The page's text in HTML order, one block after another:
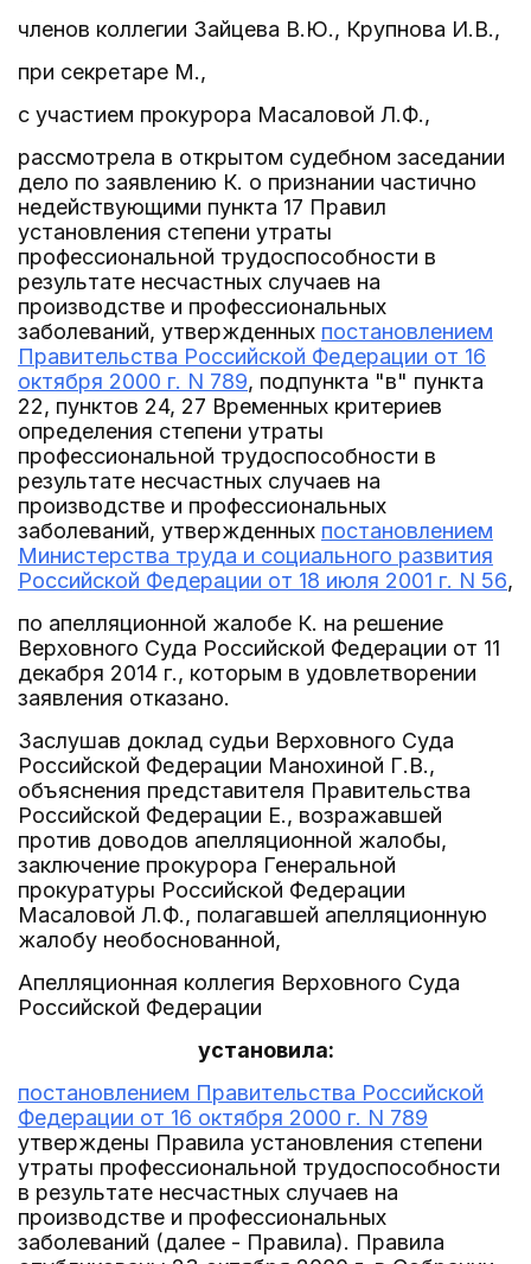
членов коллегии Зайцева В.Ю., Крупнова И.В.,
при секретаре М.,
с участием прокурора Масаловой Л.Ф.,
рассмотрела в открытом судебном заседании
дело по заявлению К. о признании частично
недействующими пункта 17 Правил
установления степени утраты
профессиональной трудоспособности в
результате несчастных случаев на
производстве и профессиональных
заболеваний, утвержденных постановлением
Правительства Российской Федерации от 16
октября 2000 г. N 789, подпункта "в" пункта
22, пунктов 24, 27 Временных критериев
определения степени утраты
профессиональной трудоспособности в
результате несчастных случаев на
производстве и профессиональных
заболеваний, утвержденных постановлением
Министерства труда и социального развития
Российской Федерации от 18 июля 2001 г. N 56,
по апелляционной жалобе К. на решение
Верховного Суда Российской Федерации от 11
декабря 2014 г., которым в удовлетворении
заявления отказано.
Заслушав доклад судьи Верховного Суда
Российской Федерации Манохиной Г.В.,
объяснения представителя Правительства
Российской Федерации Е., возражавшей
против доводов апелляционной жалобы,
заключение прокурора Генеральной
прокуратуры Российской Федерации
Масаловой Л.Ф., полагавшей апелляционную
жалобу необоснованной,
Апелляционная коллегия Верховного Суда
Российской Федерации
установила:
постановлением Правительства Российской
Федерации от 16 октября 2000 г. N 789
утверждены Правила установления степени
утраты профессиональной трудоспособности
в результате несчастных случаев на
производстве и профессиональных
заболеваний (далее - Правила). Правила